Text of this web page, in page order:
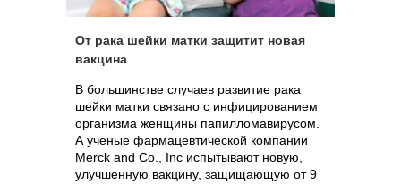
От рака шейки матки защитит новая
вакцина
В большинстве случаев развитие рака
шейки матки связано с инфицированием
организма женщины папилломавирусом.
А ученые фармацевтической компании
Merck and Co., Inc испытывают новую,
улучшенную вакцину, защищающую от 9